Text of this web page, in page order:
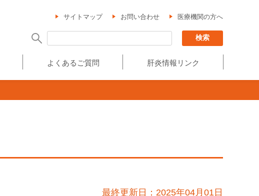
サイトマップ お問い合わせ 医療機関の方へ
よくあるご質問 肝炎情報リンク
最終更新日：2025年04月01日